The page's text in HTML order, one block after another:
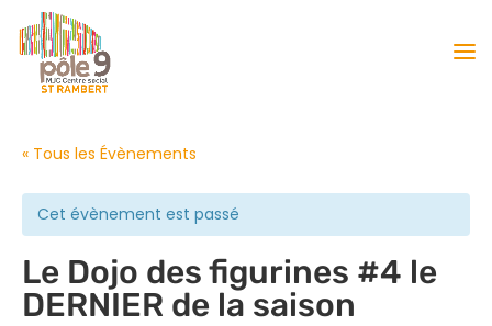
« Tous les Évènements
Cet évènement est passé
Le Dojo des figurines #4 le
DERNIER de la saison